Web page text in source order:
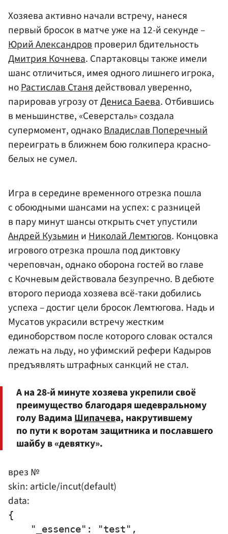
Хозяева активно начали встречу, нанеся
первый бросок в матче уже на 12-й секунде –
Юрий Александровпроверил бдительность
Дмитрия Кочнева. Спартаковцы также имели
шанс отличиться, имея одного лишнего игрока,
ноРастислав Станядействовал уверенно,
парировав угрозу отДениса Баева. Отбившись
в меньшинстве, «Северсталь» создала
супермомент, однакоВладислав Поперечный
переиграть в ближнем бою голкипера красно-
белых не сумел.
Игра в середине временного отрезка пошла
с обоюдными шансами на успех: с разницей
в пару минут шансы открыть счет упустили
Андрей КузьминиНиколай Лемтюгов. Концовка
игрового отрезка прошла под диктовку
череповчан, однако оборона гостей во главе
с Кочневым действовала безупречно. В дебюте
второго периода хозяева всё-таки добились
успеха – достиг цели бросок Лемтюгова. Надь и
Мусатов украсили встречу жестким
единоборством после которого словак остался
лежать на льду, но уфимский рефери Кадыров
предъявлять штрафных санкций не стал.
А на 28-й минуте хозяева укрепили своё
преимущество благодаря шедевральному
голу ВадимаШипачева, накрутившему
по пути к воротам защитника и пославшего
шайбу в «девятку».
врез №
skin: article/incut(default)
data:
{
    "_essence": "test",